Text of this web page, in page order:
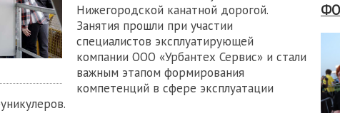
Нижегородской канатной дорогой.
Занятия прошли при участии
специалистов эксплуатирующей
компании ООО «Урбантех Сервис» и стали
важным этапом формирования
компетенций в сфере эксплуатации